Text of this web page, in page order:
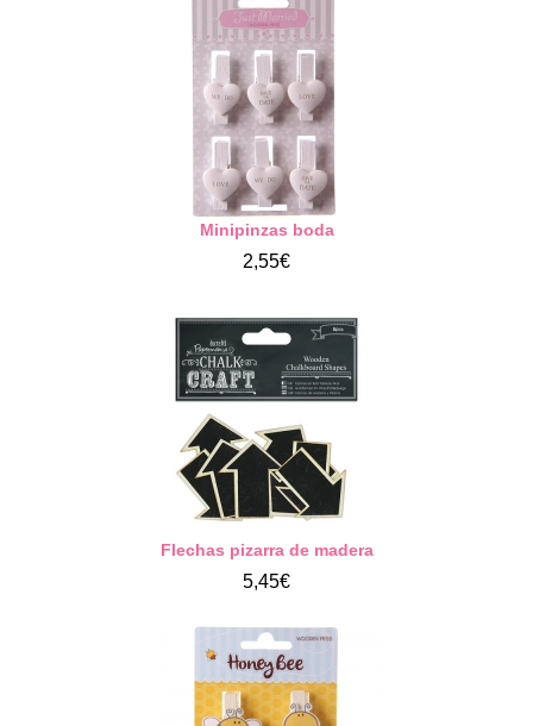
Minipinzas boda
2,55€
Flechas pizarra de madera
5,45€